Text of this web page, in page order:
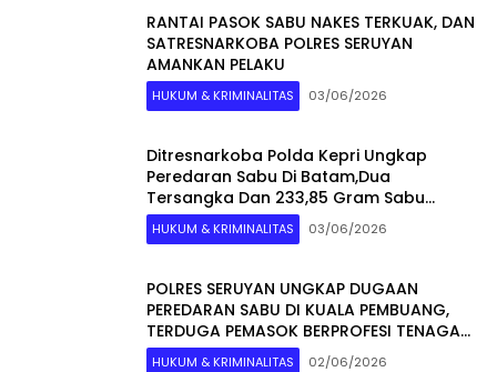
RANTAI PASOK SABU NAKES TERKUAK, DAN
SATRESNARKOBA POLRES SERUYAN
AMANKAN PELAKU
HUKUM & KRIMINALITAS 03/06/2026
Ditresnarkoba Polda Kepri Ungkap
Peredaran Sabu Di Batam,Dua
Tersangka Dan 233,85 Gram Sabu
Diamankan
HUKUM & KRIMINALITAS 03/06/2026
POLRES SERUYAN UNGKAP DUGAAN
PEREDARAN SABU DI KUALA PEMBUANG,
TERDUGA PEMASOK BERPROFESI TENAGA
KESEHATAN
HUKUM & KRIMINALITAS 02/06/2026